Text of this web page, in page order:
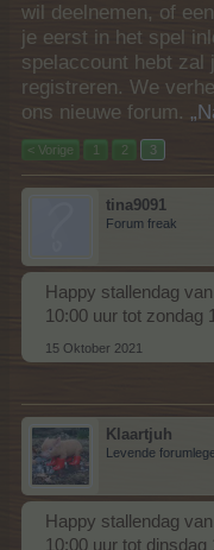
wil deelnemen, of
je eerst in het spel
spelaccount hebt zal
registreren. We
ons nieuwe forum.
< Vorige 1 2 3
tina9091
Forum freak
Happy stallendag
10:00 uur tot zondag
15 Oktober 2021
Klaartjuh
Levende
Happy stallendag
10:00 uur tot